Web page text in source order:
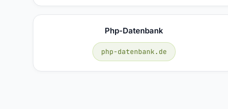
Php-Datenbank
php-datenbank.de